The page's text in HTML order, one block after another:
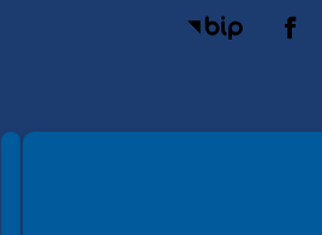
Spełniamy standardy WCAG 2.2
Spełniamy standardy W3C